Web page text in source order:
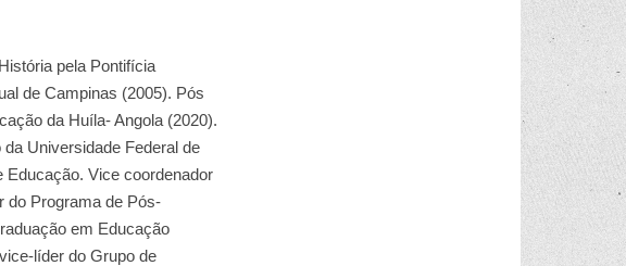
pela Pontifícia
de Campinas (2005). Pós
da Huíla- Angola (2020).
Universidade Federal de
Educação. Vice coordenador
do Programa de Pós-
em Educação
líder do Grupo de